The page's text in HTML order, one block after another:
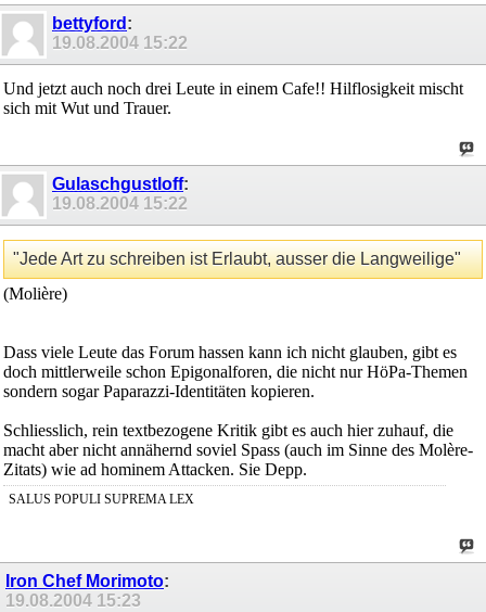
bettyford :
19.08.2004 15:22
Und jetzt auch noch drei Leute in einem Cafe!! Hilflosigkeit mischt
sich mit Wut und Trauer.
Gulaschgustloff:
19.08.2004 15:22
"Jede Art zu schreiben ist Erlaubt, ausser die Langweilige"
(Molière)
Dass viele Leute das Forum hassen kann ich nicht glauben, gibt es
doch mittlerweile schon Epigonalforen, die nicht nur HöPa-Themen
sondern sogar Paparazzi-Identitäten kopieren.
Schliesslich, rein textbezogene Kritik gibt es auch hier zuhauf, die
macht aber nicht annähernd soviel Spass (auch im Sinne des Molère-
Zitats) wie ad hominem Attacken. Sie Depp.
SALUS POPULI SUPREMA LEX
Iron Chef Morimoto:
19.08.2004 15:23